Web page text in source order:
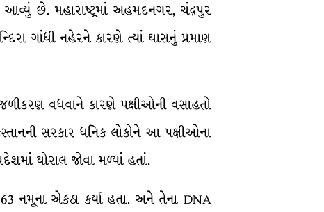
છે. મહારાષ્ટ્રમાં અહમદનગર, ચંદ્રપુર
ગાંધી નહેરને કારણે ત્યાં ઘાસનું પ્રમાણ
વધવાને કારણે પક્ષીઓની વસાહતો
સરકાર ધનિક લોકોને આ પક્ષીઓના
ઘોરાલ જોવા મળ્યાં હતાં.
નમૂના એકઠા કર્યા હતા. અને તેના DNA